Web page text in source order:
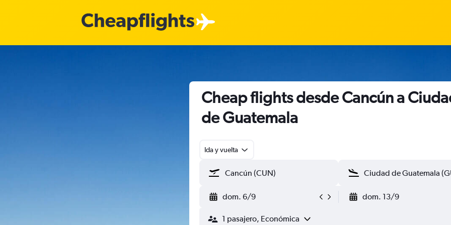
Cheap flights desde Cancún a
de Guatemala
Ida y vuelta
dom. 6/9 dom. 13/9
1 pasajero, Económica